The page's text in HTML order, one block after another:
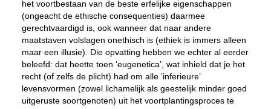
het voortbestaan van de beste erfelijke eigenschappen
(ongeacht de ethische consequenties) daarmee
gerechtvaardigd is, ook wanneer dat naar andere
maatstaven volslagen onethisch is (ethiek is immers alleen
maar een illusie). Die opvatting hebben we echter al eerder
beleefd: dat heette toen ‘eugenetica’, wat inhield dat je het
recht (of zelfs de plicht) had om alle ‘inferieure’
levensvormen (zowel lichamelijk als geestelijk minder goed
uitgeruste soortgenoten) uit het voortplantingsproces te